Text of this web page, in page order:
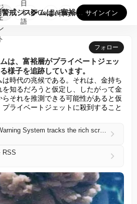
ト
黙示録早期警戒システムは、富裕層がプライベートジェットを慌た...
日
本
語
GooglePlay
AppStore サインイン
フォロー
は、富裕層がプライベートジェッ
様子を追跡しています。
時代の兆候である。それは、金持ち
知るだろうと仮定し、したがって金
それを推測できる可能性があると仮
ライベートジェットに殺到すること
Apocalypse Early Warning System tracks the rich scrambling their private jets
RSS